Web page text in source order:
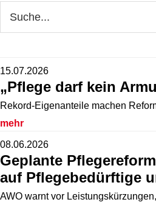
Seitenspalte
durchsuchen
15.07.2026
„Pflege darf kein
Rekord-Eigenanteile machen
mehr
08.06.2026
Geplante
auf Pflegebedürftige
AWO warnt vor